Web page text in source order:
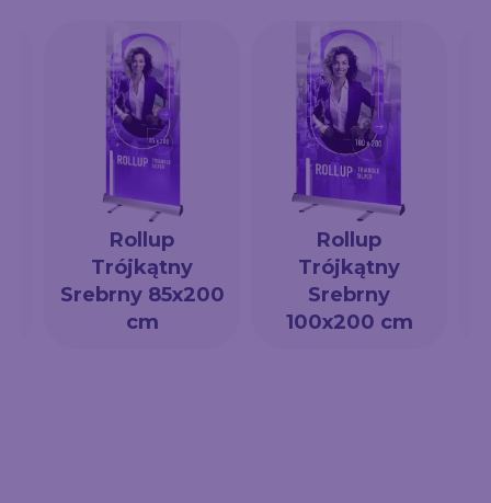
Rollup
Trójkątny
Srebrny 85x200
cm
Rollup
Trójkątny
Srebrny
100x200 cm